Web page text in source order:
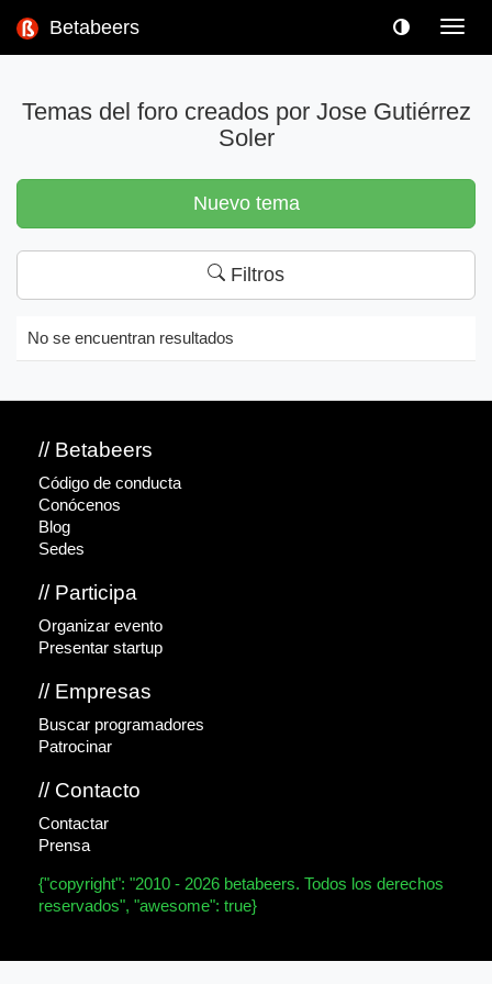
Betabeers
Temas del foro creados por Jose Gutiérrez
Soler
Nuevo tema
Filtros
No se encuentran resultados
// Betabeers
Código de conducta
Conócenos
Blog
Sedes
// Participa
Organizar evento
Presentar startup
// Empresas
Buscar programadores
Patrocinar
// Contacto
Contactar
Prensa
{"copyright": "2010 - 2026 betabeers. Todos los derechos
reservados", "awesome": true}